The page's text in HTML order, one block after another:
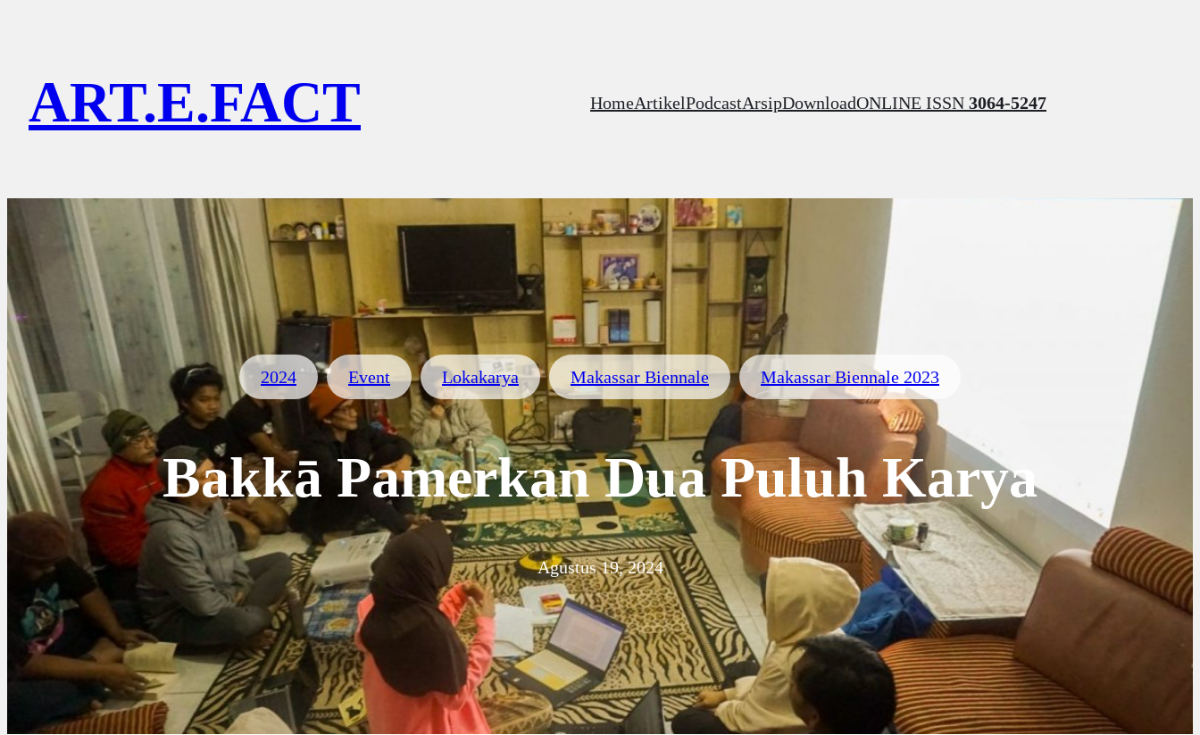
konten
ART.E.FACT HomeArtikelPodcastArsipDownloadONLINE ISSN 3064-5247
2024 Event Lokakarya Makassar Biennale Makassar Biennale 2023
Bakkā Pamerkan Dua Puluh Karya
Agustus 19, 2024